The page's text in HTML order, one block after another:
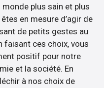
plus sain et plus
en mesure d’agir de
de petits gestes au
faisant ces choix, vous
positif pour notre
et la société. En
à nos choix de